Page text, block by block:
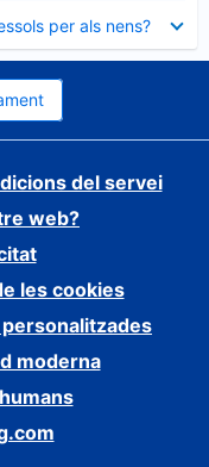
per als nens?
del servei
web?
les cookies
moderna